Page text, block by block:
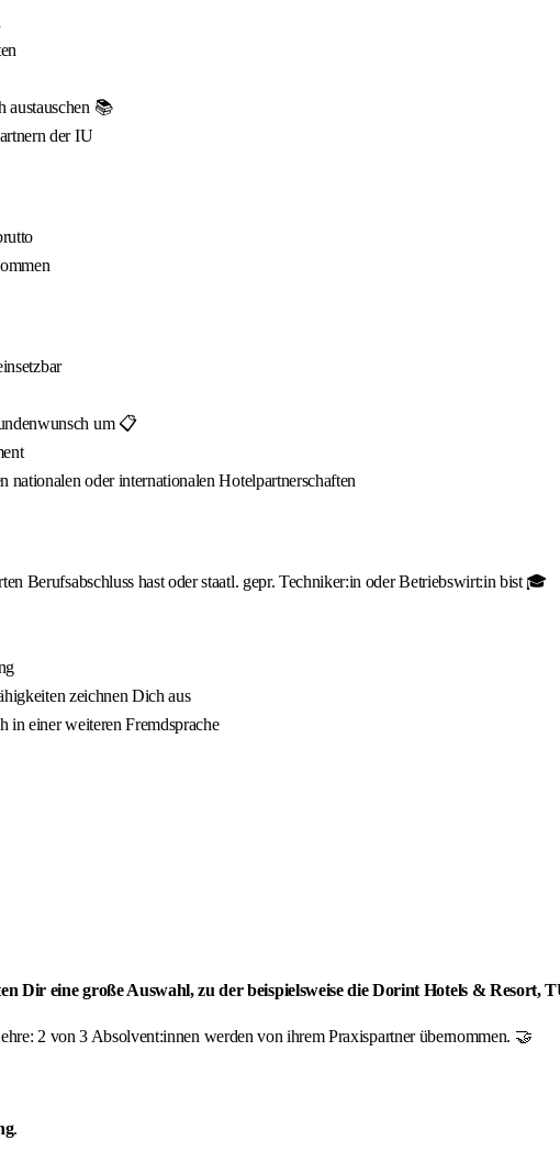
austauschen 📚
der IU
um 📋
oder internationalen Hotelpartnerschaften
Berufsabschluss hast oder staatl. gepr. Techniker:in oder Betriebswirt:in bist 🎓
zeichnen Dich aus
in einer weiteren Fremdsprache
eine große Auswahl, zu der beispielsweise die Dorint Hotels & Resort,
2 von 3 Absolvent:innen werden von ihrem Praxispartner übernommen. 🤝
.